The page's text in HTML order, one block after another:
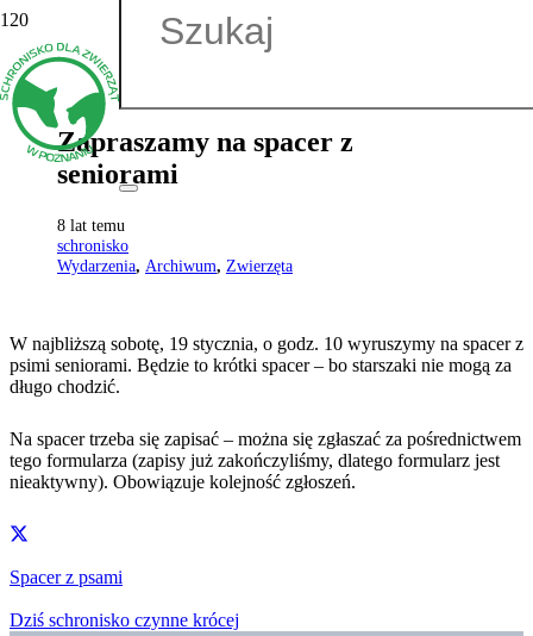
Zapraszamy na spacer z
seniorami
8 lat temu
schronisko
Wydarzenia, Archiwum, Zwierzęta
W najbliższą sobotę, 19 stycznia, o godz. 10 wyruszymy na spacer z
psimi seniorami. Będzie to krótki spacer – bo starszaki nie mogą za
długo chodzić.
Na spacer trzeba się zapisać – można się zgłaszać za pośrednictwem
tego formularza (zapisy już zakończyliśmy, dlatego formularz jest
nieaktywny). Obowiązuje kolejność zgłoszeń.
Spacer z psami
Dziś schronisko czynne krócej